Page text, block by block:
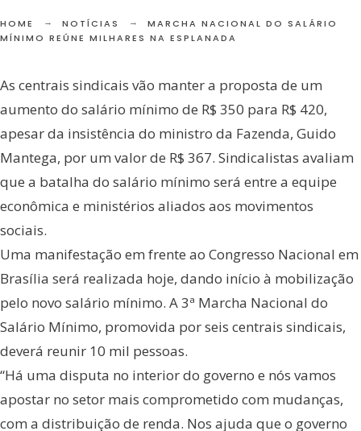
HOME NOTÍCIAS
MARCHA NACIONAL DO SALÁRIO
MÍNIMO REÚNE MILHARES NA ESPLANADA
As centrais sindicais vão manter a proposta de um
aumento do salário mínimo de R$ 350 para R$ 420,
apesar da insistência do ministro da Fazenda, Guido
Mantega, por um valor de R$ 367. Sindicalistas avaliam
que a batalha do salário mínimo será entre a equipe
econômica e ministérios aliados aos movimentos
sociais.
Uma manifestação em frente ao Congresso Nacional em
Brasília será realizada hoje, dando início à mobilização
pelo novo salário mínimo. A 3ª Marcha Nacional do
Salário Mínimo, promovida por seis centrais sindicais,
deverá reunir 10 mil pessoas.
“Há uma disputa no interior do governo e nós vamos
apostar no setor mais comprometido com mudanças,
com a distribuição de renda. Nos ajuda que o governo